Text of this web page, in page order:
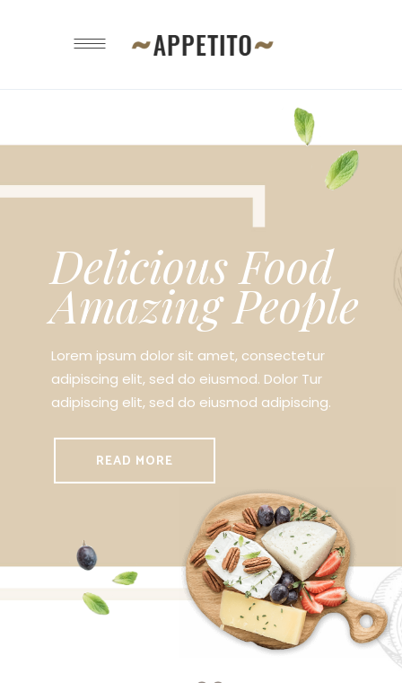
Many Flavors
in a Single Bite
Lorem ipsum dolor sit amet, consectetur
adipiscing elit, sed do eiusmod. Dolor Tur
adipiscing elit, sed do eiusmod adipiscing.
READ MORE